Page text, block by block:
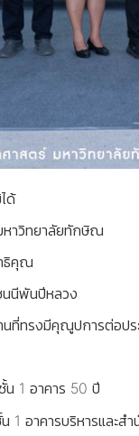
ด้
หาวิทยาลัยทักษิณ
ธิคุณ
นนีพันปีหลวง
ที่ทรงมีคุณูปการต่อป
1 อาคาร 50 ปี
อาคารบริหารและสำ